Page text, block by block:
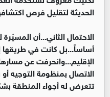
الحديثة لتقليل فرص
الاحتمال الثاني...أن
أساساً...بل كانت في
الإقليم...وانحرفت عن
الاتصال بمنظومة التوجيه
تتعرض له أجواء المنطقة